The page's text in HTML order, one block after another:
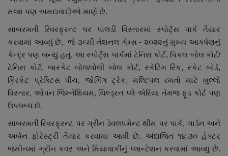
મજા પણ અમદાવાદીઓ માણે છે.
સાબરમતી રિવરફ્રન્ટ પર પાલડી વિસ્તારમાં સ્પોર્ટ્સ પાર્ક તૈયાર
કરવામાં આવ્યું છે, જે ૩૬મી નેશનલ ગેમ્સ - ૨૦૨૨નું મુખ્ય આકર્ષણનું
કેન્દ્ર પણ બન્યું હતું. આ સ્પોર્ટ્સ પાર્કમાં ટેનિસ કોર્ટ, પિકલ બોલ કોર્ટ/
ટેનિસ કોર્ટ, બાસ્કેટ બોલ/વોલી બોલ કોર્ટ, સ્કેટિંગ રિંક, સ્કેટ બોર્ડ,
ક્રિકેટ પ્રેક્ટિસ પીચ, જોગિંગ ટ્રેક, મલ્ટિપલ રમતો માટે ખુલ્લો
વિસ્તાર, ઓપન જિમ્નેશિયમ, ચિલ્ડ્રન પ્લે એરિયા તેમજ ફૂડ કોર્ટ પણ
ઉપલબ્ધ છે.
સાબરમતી રિવરફ્રન્ટ પર ગ્રીન ડેવલપમેન્ટ થીમ પર પાર્ક, ગાર્ડન અને
અર્બન ફોરેસ્ટ્રી તૈયાર કરવામાં આવી છે. અંદાજિત ૧૪.૩૦ હેક્ટર
જમીનમાં ગ્રીન કવર અને મિયાવાકીનું પ્લાન્ટેશન કરવામાં આવ્યું છે.